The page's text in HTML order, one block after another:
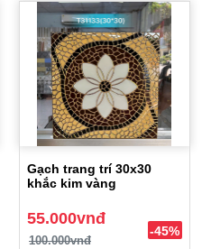
Gạch trang trí 30x30
khắc kim vàng
55.000vnđ
100.000vnđ
-45%